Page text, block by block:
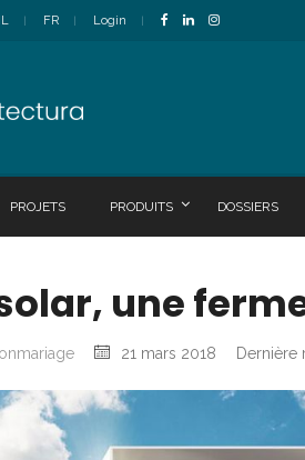
FR Login
PROJETS PRODUITS DOSSIERS
une
21 mars 2018 Dernière